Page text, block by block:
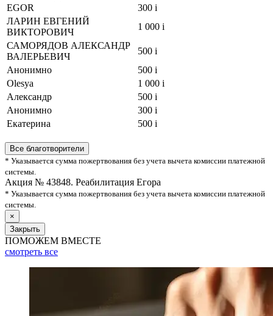
EGOR
300 i
ЛАРИН ЕВГЕНИЙ
ВИКТОРОВИЧ
1 000 i
САМОРЯДОВ АЛЕКСАНДР
ВАЛЕРЬЕВИЧ
500 i
Анонимно
500 i
Olesya
1 000 i
Александр
500 i
Анонимно
300 i
Екатерина
500 i
Все благотворители
* Указывается сумма пожертвования без учета вычета комиссии платежной
системы.
Акция № 43848. Реабилитация Егора
* Указывается сумма пожертвования без учета вычета комиссии платежной
системы.
×
Закрыть
ПОМОЖЕМ ВМЕСТЕ
смотреть все